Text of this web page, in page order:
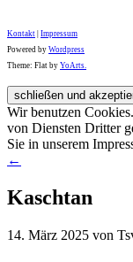
Kontakt Impressum
Powered by Wordpress
Theme: Flat by YoArts.
Wir benutzen
von Diensten Dritter
Sie in unserem
←
Kaschtan
14. März 2025 von